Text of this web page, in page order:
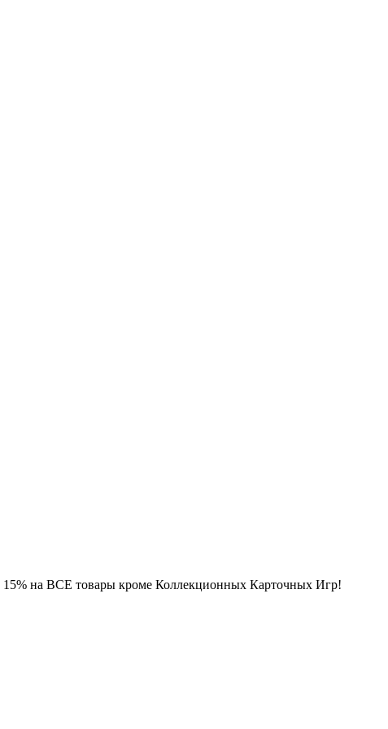
15% на ВСЕ товары кроме Коллекционных Карточных Игр!